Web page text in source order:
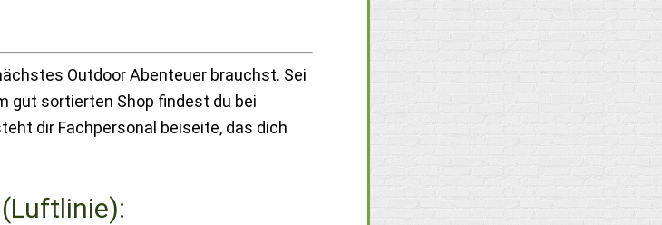
Outdoor Abenteuer brauchst. Sei
gut sortierten Shop findest du bei
dir Fachpersonal beiseite, das dich